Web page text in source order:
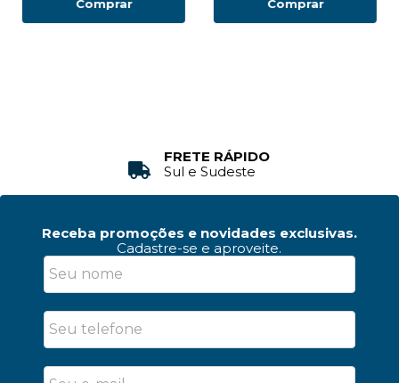
Comprar Comprar
PAGAMENTO FACILITADO
PIX + Cartão
ATENDIMENTO
Personalizado
Receba promoções e novidades exclusivas.
Cadastre-se e aproveite.